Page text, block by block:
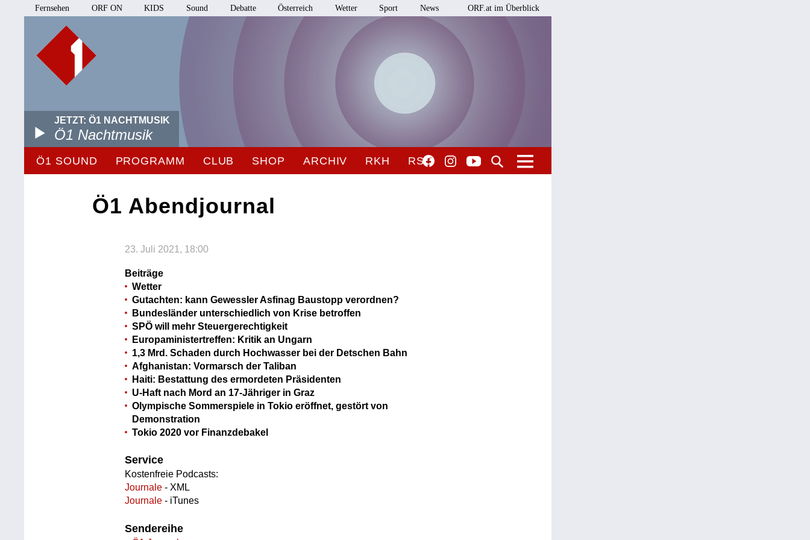
Fernsehen ORF ON KIDS Sound Debatte Österreich Wetter Sport News ORF.at im Überblick
JETZT: Ö1 NACHTMUSIK
Ö1 Nachtmusik
Ö1 SOUND PROGRAMM CLUB SHOP ARCHIV RKH RSO
Ö1 Abendjournal
23. Juli 2021, 18:00
Beiträge
Wetter
Gutachten: kann Gewessler Asfinag Baustopp verordnen?
Bundesländer unterschiedlich von Krise betroffen
SPÖ will mehr Steuergerechtigkeit
Europaministertreffen: Kritik an Ungarn
1,3 Mrd. Schaden durch Hochwasser bei der Detschen Bahn
Afghanistan: Vormarsch der Taliban
Haiti: Bestattung des ermordeten Präsidenten
U-Haft nach Mord an 17-Jähriger in Graz
Olympische Sommerspiele in Tokio eröffnet, gestört von
Demonstration
Tokio 2020 vor Finanzdebakel
Service
Kostenfreie Podcasts:
Journale - XML
Journale - iTunes
Sendereihe